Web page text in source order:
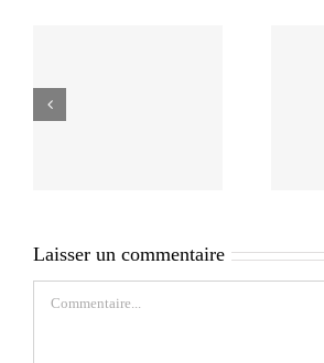
Laisser un commentaire
Commentaire